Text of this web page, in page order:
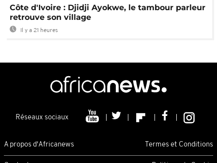
Côte d'Ivoire : Djidji Ayokwe, le tambour parleur
retrouve son village
Il y a 21 heures
Réseaux sociaux
A propos d'Africanews Termes et Conditions